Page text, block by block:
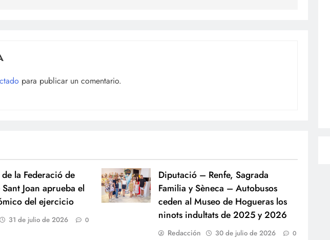
para publicar un comentario.
de la Federació de
Joan aprueba el
del ejercicio
31 de julio de 2026 0
Diputació – Renfe, Sagrada
Familia y Sèneca – Autobusos
ceden al Museo de Hogueras los
ninots indultats de 2025 y 2026
Redacción 30 de julio de 2026 0